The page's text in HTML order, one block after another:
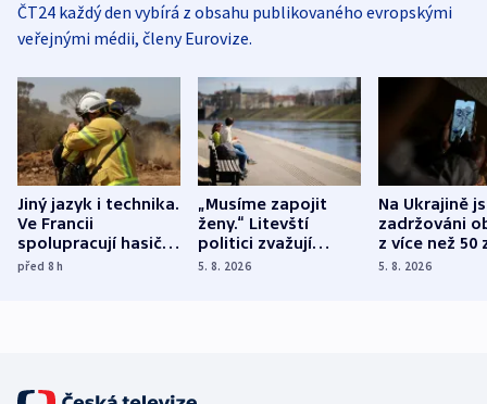
ČT24 každý den vybírá z obsahu publikovaného evropskými
veřejnými médii, členy Eurovize.
Jiný jazyk i technika.
Ve Francii
spolupracují hasiči z
různých zemí
před 8h
„Musíme zapojit
ženy.“ Litevští
politici zvažují
dohodu o
5. 8. 2026
Na Ukrajině
zadržováni
z více než 50
Bojovali na
5. 8. 2026